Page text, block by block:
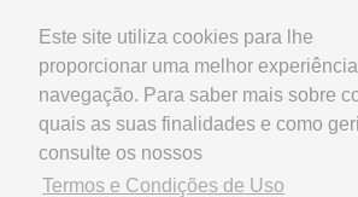
Este site utiliza cookies para lhe
proporcionar uma melhor
navegação. Para saber mais sobre
quais as suas finalidades e como
consulte os nossos
Termos e Condições de Uso
Copyright © 2026 LG Arts Crafts